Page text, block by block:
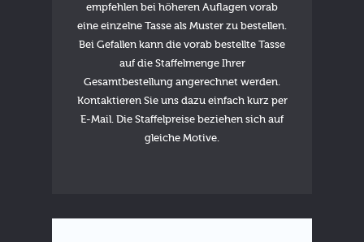
empfehlen bei höheren Auflagen vorab
eine einzelne Tasse als Muster zu bestellen.
Bei Gefallen kann die vorab bestellte Tasse
auf die Staffelmenge Ihrer
Gesamtbestellung angerechnet werden.
Kontaktieren Sie uns dazu einfach kurz per
E-Mail. Die Staffelpreise beziehen sich auf
gleiche Motive.